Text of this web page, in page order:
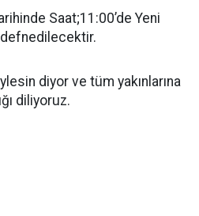
Saat;11:00’de Yeni
defnedilecektir.
diyor ve tüm yakınlarına
diliyoruz.